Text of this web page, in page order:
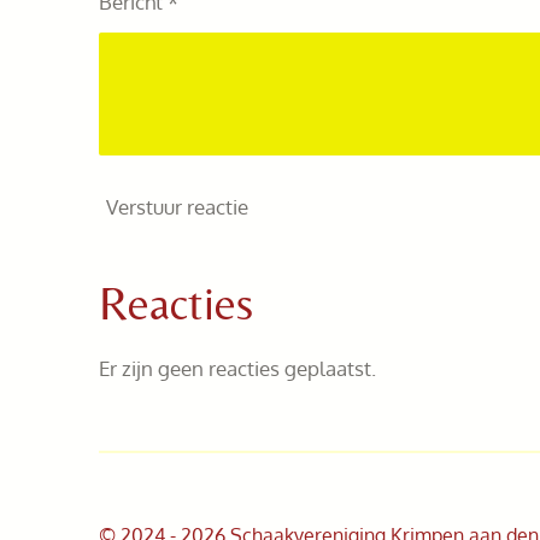
Verstuur reactie
Reacties
Er zijn geen reacties geplaatst.
© 2024 - 2026 Schaakvereniging Krimpen aan den